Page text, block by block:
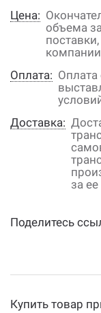
Цена:
объема
компании
Оплата: Оплата
Доставка:
за
Поделитесь
Купить товар